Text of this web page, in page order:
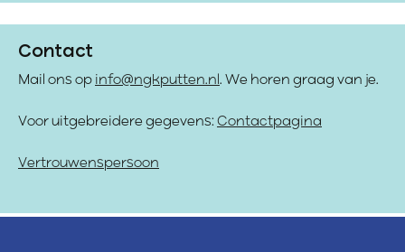
Contact
Mail ons op info@ngkputten.nl . We horen graag van je.
Voor uitgebreidere gegevens: Contactpagina
Vertrouwenspersoon